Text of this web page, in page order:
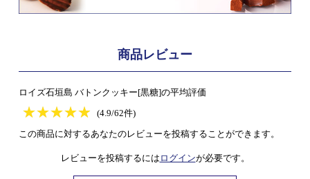
商品レビュー
ロイズ石垣島 バトンクッキー[黒糖]の平均評価
★★★★★
★★★★★
(4.9/62件)
この商品に対するあなたのレビューを投稿することができます。
レビューを投稿するには ログインが必要です。